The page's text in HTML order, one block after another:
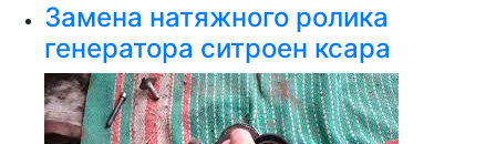
Замена натяжного ролика
генератора ситроен ксара